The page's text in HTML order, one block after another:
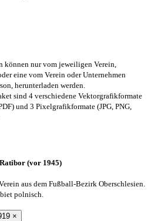
können nur vom jeweiligen Verein,
eine vom Verein oder Unternehmen
herunterladen werden.
sind 4 verschiedene Vektorgrafikformate
und 3 Pixelgrafikformate (JPG, PNG,
(vor 1945)
aus dem Fußball-Bezirk Oberschlesien.
polnisch.
×